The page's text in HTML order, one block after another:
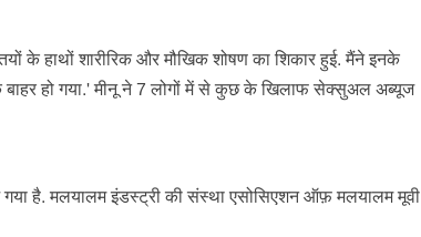
के हाथों शारीरिक और मौखिक शोषण का शिकार हुई. मैंने इनके
हो गया.' मीनू ने 7 लोगों में से कुछ के खिलाफ सेक्सुअल अब्यूज
है. मलयालम इंडस्ट्री की संस्था एसोसिएशन ऑफ़ मलयालम मूवी